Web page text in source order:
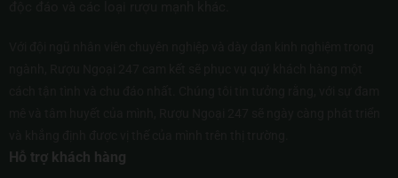
Hỗ trợ khách hàng